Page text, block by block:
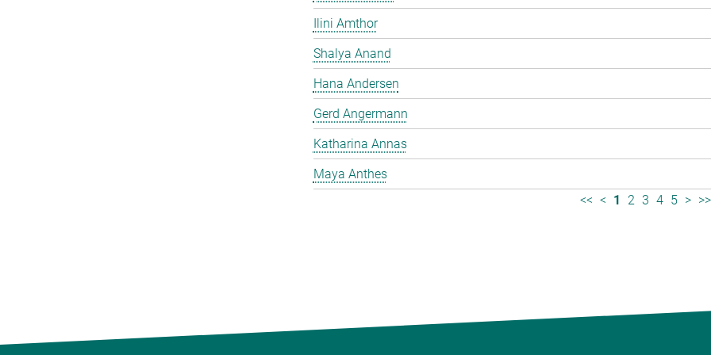
Ilini Amthor
Shalya Anand
Hana Andersen
Gerd Angermann
Katharina Annas
Maya Anthes
<< < 1 2 3 4 5 > >>